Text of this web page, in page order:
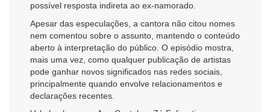
possível resposta indireta ao ex-namorado.
Apesar das especulações, a cantora não citou nomes
nem comentou sobre o assunto, mantendo o conteúdo
aberto à interpretação do público. O episódio mostra,
mais uma vez, como qualquer publicação de artistas
pode ganhar novos significados nas redes sociais,
principalmente quando envolve relacionamentos e
declarações recentes.